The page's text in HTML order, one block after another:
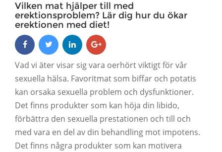
Vilken mat hjälper till med
erektionsproblem? Lär dig hur du ökar
erektionen med diet!
Vad vi äter visar sig vara oerhört viktigt för vår
sexuella hälsa. Favoritmat som biffar och potatis
kan orsaka sexuella problem och dysfunktioner.
Det finns produkter som kan höja din libido,
förbättra den sexuella prestationen och till och
med vara en del av din behandling mot impotens.
Det finns några produkter som kan motivera